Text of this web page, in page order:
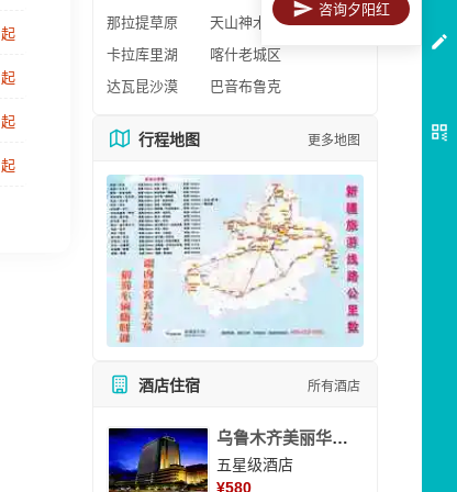
起
起
起
起
那拉提草原
天山神木园
卡拉库里湖
喀什老城区
达瓦昆沙漠
巴音布鲁克
行程地图 更多地图
酒店住宿 所有酒店
乌鲁木齐美丽华大酒
五星级酒店
¥580
咨询夕阳红